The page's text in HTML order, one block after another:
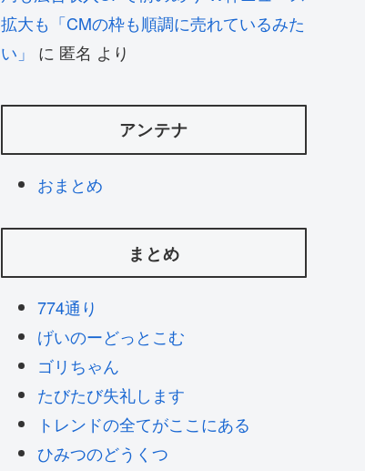
拡大も「CMの枠も順調に売れているみた
い」
に 匿名 より
アンテナ
おまとめ
まとめ
774通り
げいのーどっとこむ
ゴリちゃん
たびたび失礼します
トレンドの全てがここにある
ひみつのどうくつ